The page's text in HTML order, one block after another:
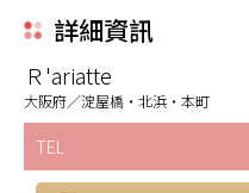
詳細資訊
Ｒ'ariatte
大阪府／淀屋橋・北浜・本町
TEL